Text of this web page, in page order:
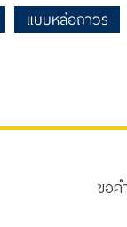
แบบหล่อถาวร
ขอค